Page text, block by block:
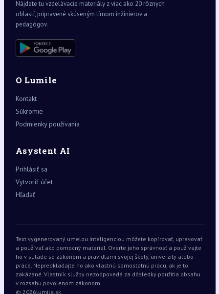
Nájdete tu vzdelávacie materiály z viac ako 20 rôznych
oblastí, pripravené skúseným tímom inžinierov a
pedagógov.
O Lumile
Kontakt
Súkromie
Podmienky používania
Asystent AI
Prihlásiť sa
Vytvoriť účet
Hľadať
Text vygenerovaný umelou inteligenciou môžete kopírovať, upravovať
a používať ako pomocný materiál. Overte jeho správnosť a používajte
ho v súlade so zákonom a pravidlami svojej školy, univerzity alebo
práce. Nepredkladajte ho ako vlastnú samostatnú prácu, ak je to
zakázané. Vlastník služby nezodpovedá za dôsledky použitia obsahu
v rozsahu povolenom zákonom.
© 2026lumila.sk